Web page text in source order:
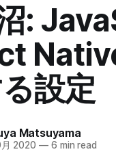
:
設定
Matsuyama
2020 —6 min read